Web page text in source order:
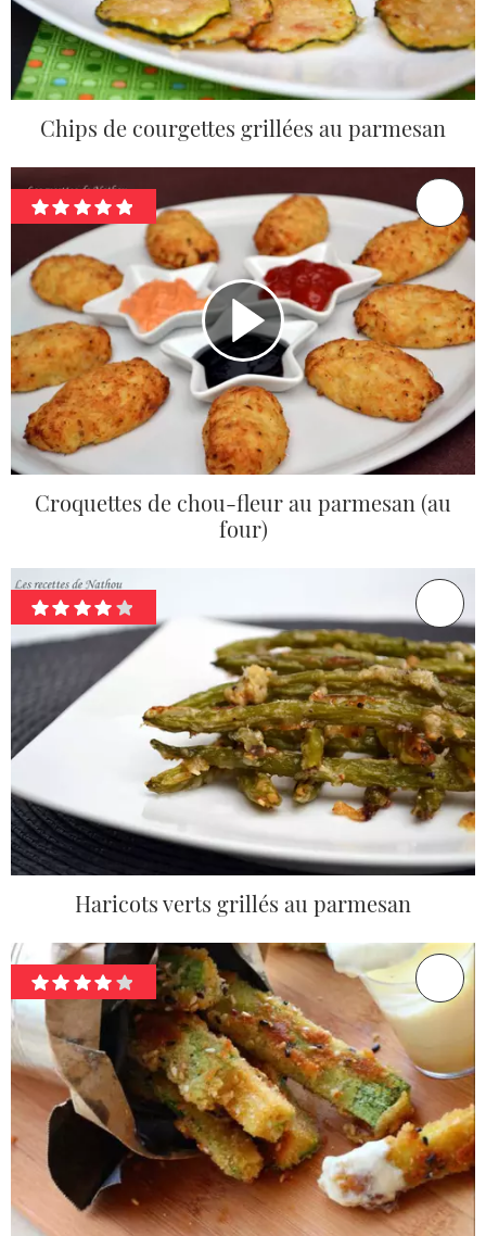
Chips de courgettes grillées au parmesan
Croquettes de chou-fleur au parmesan (au
four)
Haricots verts grillés au parmesan